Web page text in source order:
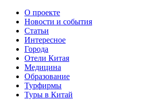
О проекте
Новости и события
Статьи
Интересное
Города
Отели Китая
Медицина
Образование
Турфирмы
Туры в Китай